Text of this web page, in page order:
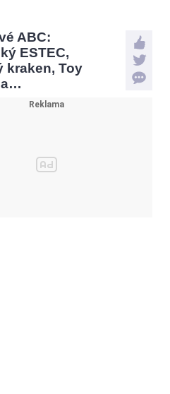
ABC:
ESTEC,
kraken, Toy
a…